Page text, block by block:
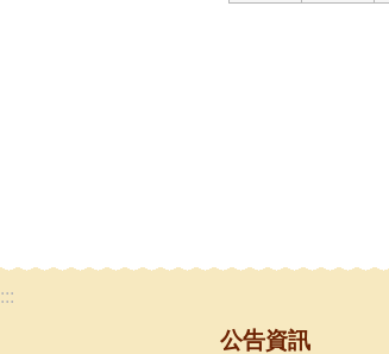
:::
公告資訊